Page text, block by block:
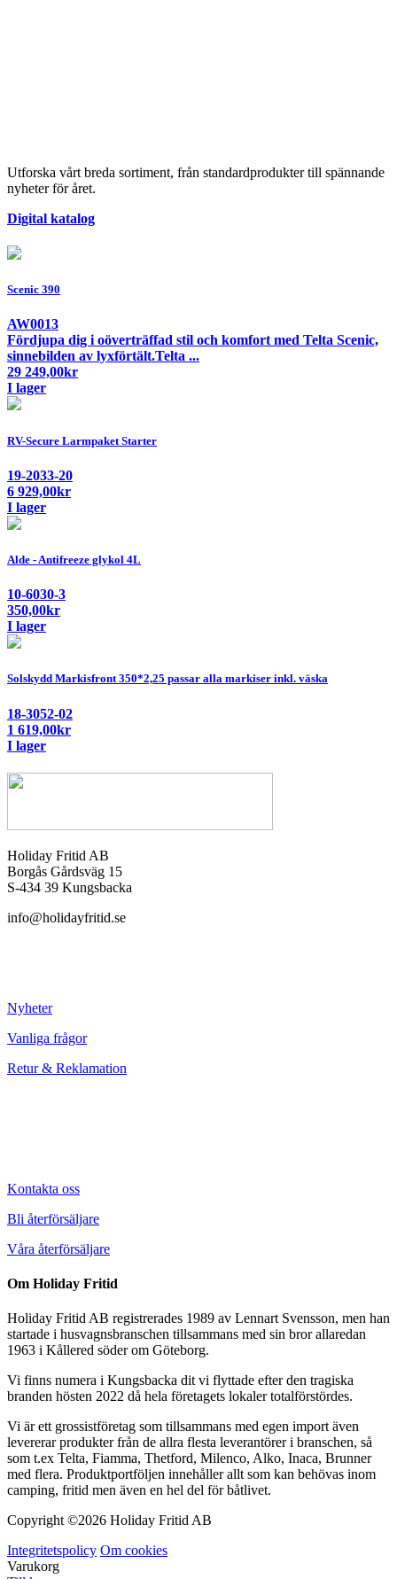
Utforska vårt breda sortiment, från standardprodukter till spännande
nyheter för året.
Digital katalog
Scenic 390
AW0013
Fördjupa dig i oöverträffad stil och komfort med Telta Scenic,
sinnebilden av lyxförtält.Telta ...
29 249,00kr
I lager
RV-Secure Larmpaket Starter
19-2033-20
6 929,00kr
I lager
Alde - Antifreeze glykol 4L
10-6030-3
350,00kr
I lager
Solskydd Markisfront 350*2,25 passar alla markiser inkl. väska
18-3052-02
1 619,00kr
I lager
Holiday Fritid AB
Borgås Gårdsväg 15
S-434 39 Kungsbacka
info@holidayfritid.se
Nyheter
Vanliga frågor
Retur & Reklamation
Kontakta oss
Bli återförsäljare
Våra återförsäljare
Om Holiday Fritid
Holiday Fritid AB registrerades 1989 av Lennart Svensson, men han
startade i husvagnsbranschen tillsammans med sin bror allaredan
1963 i Kållered söder om Göteborg.
Vi finns numera i Kungsbacka dit vi flyttade efter den tragiska
branden hösten 2022 då hela företagets lokaler totalförstördes.
Vi är ett grossistföretag som tillsammans med egen import även
levererar produkter från de allra flesta leverantörer i branschen, så
som t.ex Telta, Fiamma, Thetford, Milenco, Alko, Inaca, Brunner
med flera. Produktportföljen innehåller allt som kan behövas inom
camping, fritid men även en hel del för båtlivet.
Copyright ©2026 Holiday Fritid AB
Integritetspolicy Om cookies
Varukorg